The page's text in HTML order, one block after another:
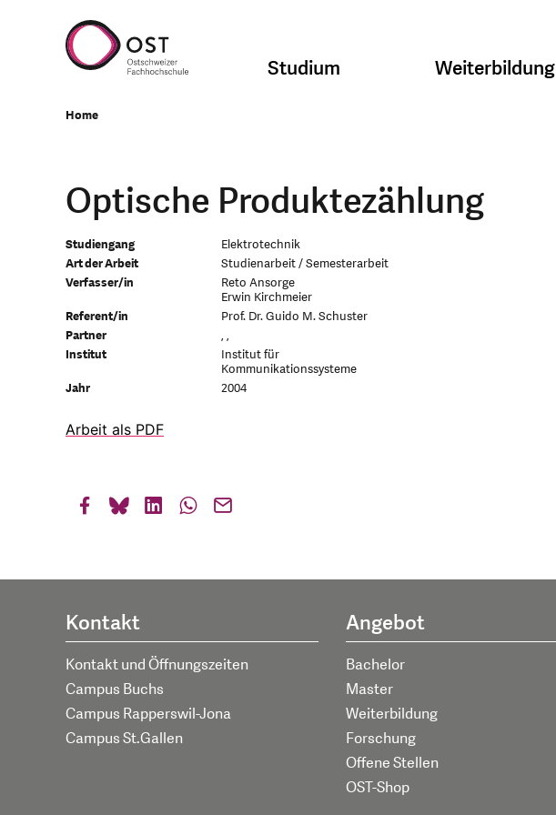
Studium Weiterbildung
Home
Optische Produktezählung
Studiengang
Elektrotechnik
Art der Arbeit
Studienarbeit / Semesterarbeit
Verfasser/in
Reto Ansorge
Erwin Kirchmeier
Referent/in
Prof. Dr. Guido M. Schuster
Partner
, ,
Institut
Institut für
Kommunikationssysteme
Jahr
2004
Arbeit als PDF
Kontakt
Kontakt und Öffnungszeiten
Campus Buchs
Campus Rapperswil-Jona
Campus St.Gallen
Angebot
Bachelor
Master
Weiterbildung
Forschung
Offene Stellen
OST-Shop